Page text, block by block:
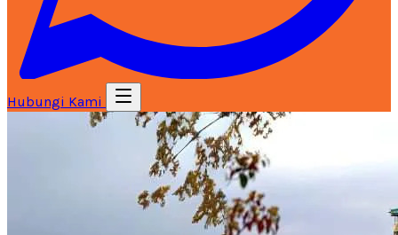
Hubungi Kami